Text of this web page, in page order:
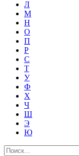
Л
М
Н
О
П
Р
С
Т
У
Ф
Х
Ч
Ш
Э
Ю